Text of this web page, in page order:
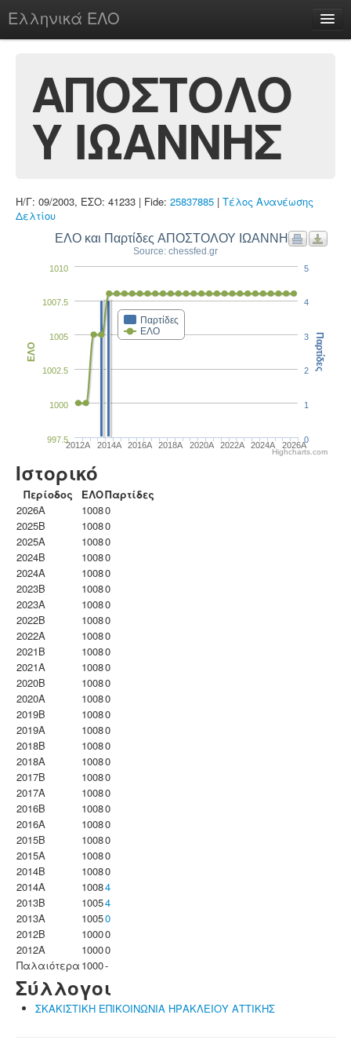
Ελληνικά ΕΛΟ
chesstu.be @ discord
ΑΠΟΣΤΟΛΟ
Υ ΙΩΑΝΝΗΣ
Η/Γ: 09/2003, ΕΣΟ: 41233 | Fide: 25837885 | Τέλος Ανανέωσης
Δελτίου
ΕΛΟ και Παρτίδες ΑΠΟΣΤΟΛΟΥ ΙΩΑΝΝΗΣ
Source: chessfed.gr
Παρτίδες
ΕΛΟ
2012A 2014A 2016A 2018A 2020A 2022A 2024A 2026A
997.5
1000
1002.5
1005
1007.5
1010
ΕΛΟ
0
1
2
3
4
5
Παρτίδες
Highcharts.com
Ιστορικό
Περίοδος ΕΛΟΠαρτίδες
2026A
10080
2025B
10080
2025A
10080
2024B
10080
2024A
10080
2023B
10080
2023Α
10080
2022B
10080
2022A
10080
2021B
10080
2021A
10080
2020B
10080
2020A
10080
2019B
10080
2019A
10080
2018B
10080
2018A
10080
2017B
10080
2017A
10080
2016B
10080
2016A
10080
2015B
10080
2015A
10080
2014B
10080
2014A
10084
2013B
10054
2013A
10050
2012B
10000
2012A
10000
Παλαιότερα 1000-
Σύλλογοι
ΣΚΑΚΙΣΤΙΚΗ ΕΠΙΚΟΙΝΩΝΙΑ ΗΡΑΚΛΕΙΟΥ ΑΤΤΙΚΗΣ